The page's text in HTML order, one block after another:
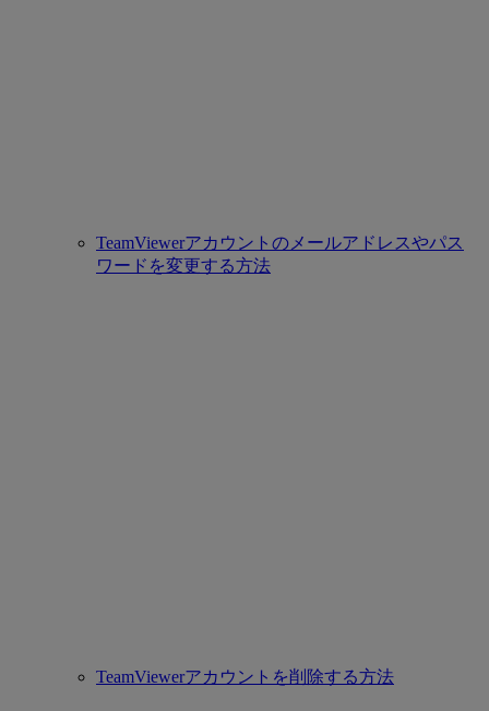
TeamViewerアカウントのメールアドレスやパス
ワードを変更する方法
TeamViewerアカウントを削除する方法